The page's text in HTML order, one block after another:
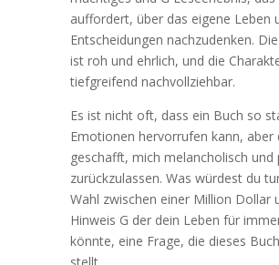
auffordert, über das eigene Leben
Entscheidungen nachzudenken.
ist roh und ehrlich, und die
tiefgreifend nachvollziehbar.
Es ist nicht oft, dass ein Buch so
Emotionen hervorrufen kann, aber
geschafft, mich melancholisch
zurückzulassen. Was würdest du
Wahl zwischen einer Million Dollar
Hinweis G der dein Leben für
könnte, eine Frage, die dieses